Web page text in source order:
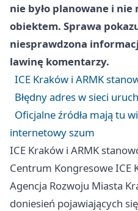
nie było planowane i nie
obiektem. Sprawa
niesprawdzona
lawinę komentarzy.
ICE Kraków i ARMK
Błędny adres w sieci
Oficjalne źródła mają tu
internetowy szum
ICE Kraków i ARMK
Centrum Kongresowe ICE
Agencja Rozwoju Miasta
doniesień pojawiających